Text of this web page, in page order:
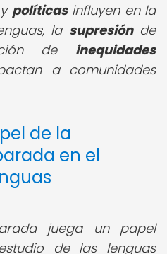
políticasinfluyen en la
la supresiónde
de inequidades
a comunidades
de la
en el
juega un papel
de las lenguas